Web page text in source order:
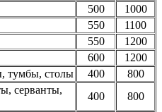
500
1000
550
1100
550
1200
600
1200
тумбы, столы
400
800
серванты,
400
800